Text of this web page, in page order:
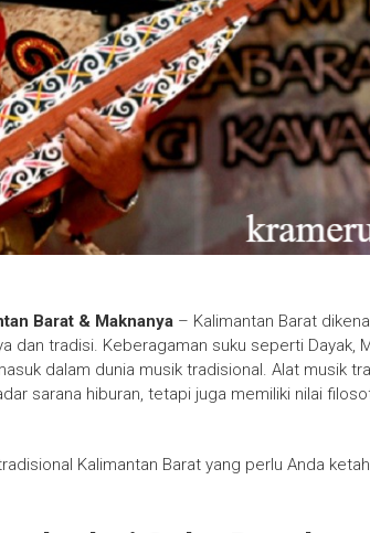
Barat & Maknanya – Kalimantan Barat
dan tradisi. Keberagaman suku seperti Dayak,
dalam dunia musik tradisional. Alat musik
sarana hiburan, tetapi juga memiliki nilai
Kalimantan Barat yang perlu Anda